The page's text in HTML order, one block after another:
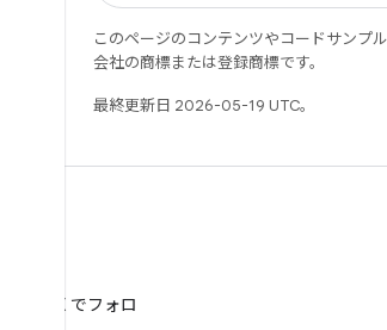
このページのコンテンツやコードサンプル
会社の商標または登録商標です。
最終更新日 2026-05-19 UTC。
を X でフォロ